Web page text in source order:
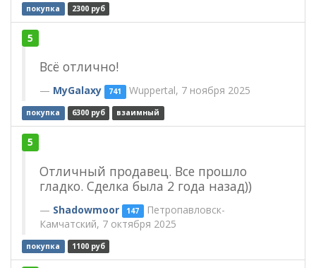
покупка 2300 руб
5
Всё отлично!
MyGalaxy 741 Wuppertal, 7 ноября 2025
покупка 6300 руб взаимный
5
Отличный продавец. Все прошло
гладко. Сделка была 2 года назад))
Shadowmoor 147 Петропавловск-
Камчатский, 7 октября 2025
покупка 1100 руб